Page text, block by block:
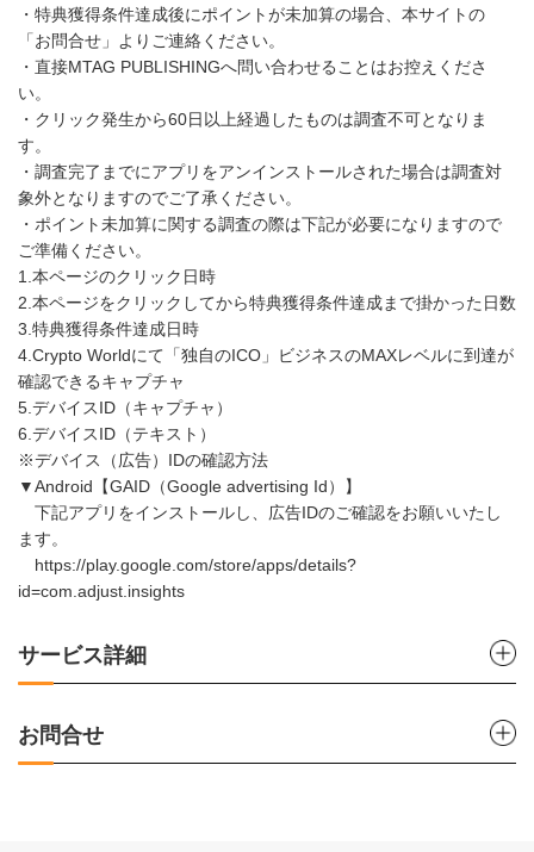
・特典獲得条件達成後にポイントが未加算の場合、本サイトの
「お問合せ」よりご連絡ください。
・直接MTAG PUBLISHINGへ問い合わせることはお控えくださ
い。
・クリック発生から60日以上経過したものは調査不可となりま
す。
・調査完了までにアプリをアンインストールされた場合は調査対
象外となりますのでご了承ください。
・ポイント未加算に関する調査の際は下記が必要になりますので
ご準備ください。
1.本ページのクリック日時
2.本ページをクリックしてから特典獲得条件達成まで掛かった日数
3.特典獲得条件達成日時
4.Crypto Worldにて「独自のICO」ビジネスのMAXレベルに到達が
確認できるキャプチャ
5.デバイスID（キャプチャ）
6.デバイスID（テキスト）
※デバイス（広告）IDの確認方法
▼Android【GAID（Google advertising Id）】
下記アプリをインストールし、広告IDのご確認をお願いいたし
ます。
https://play.google.com/store/apps/details?
id=com.adjust.insights
サービス詳細
お問合せ